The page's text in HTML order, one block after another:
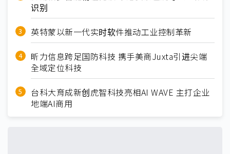
识别
英特蒙以新一代实时软件推动工业控制革新
昕力信息跨足国防科技 携手美商Juxta引进尖端
全域定位科技
台科大育成新创虎智科技亮相AI WAVE 主打企业
地端AI商用